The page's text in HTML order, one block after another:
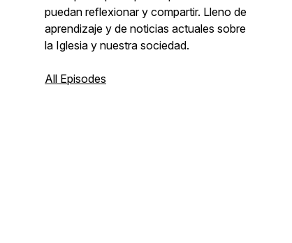
puedan reflexionar y compartir. Lleno de
aprendizaje y de noticias actuales sobre
la Iglesia y nuestra sociedad.
All Episodes